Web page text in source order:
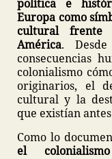
política e
Europa como
cultural frente
América.
consecuencias
colonialismo
originarios, el
cultural y la
que existían
Como lo
el